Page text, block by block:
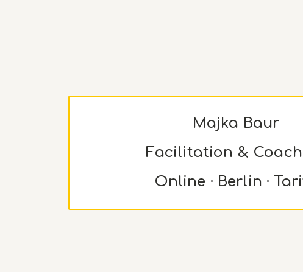
Majka Baur
Facilitation &
Online · Berlin ·